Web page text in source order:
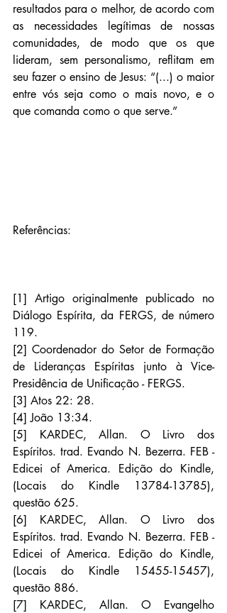
resultados para o melhor, de acordo com
as necessidades legítimas de nossas
comunidades, de modo que os que
lideram, sem personalismo, reflitam em
seu fazer o ensino de Jesus: “(...) o maior
entre vós seja como o mais novo, e o
que comanda como o que serve.”
Referências:
[1] Artigo originalmente publicado no
Diálogo Espírita, da FERGS, de número
119.
[2] Coordenador do Setor de Formação
de Lideranças Espíritas junto à Vice-
Presidência de Unificação - FERGS.
[3] Atos 22: 28.
[4] João 13:34.
[5] KARDEC, Allan. O Livro dos
Espíritos. trad. Evando N. Bezerra. FEB -
Edicei of America. Edição do Kindle,
(Locais do Kindle 13784-13785),
questão 625.
[6] KARDEC, Allan. O Livro dos
Espíritos. trad. Evando N. Bezerra. FEB -
Edicei of America. Edição do Kindle,
(Locais do Kindle 15455-15457),
questão 886.
[7] KARDEC, Allan. O Evangelho